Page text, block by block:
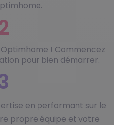
Optimhome ! Commencez
pour bien démarrer.
en performant sur le
propre équipe et votre